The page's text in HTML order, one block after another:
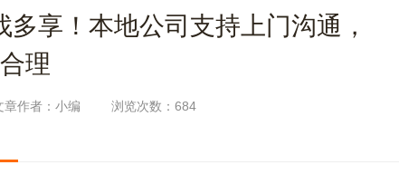
享！本地公司支持上门沟通，
理
章作者：小编 浏览次数： 684